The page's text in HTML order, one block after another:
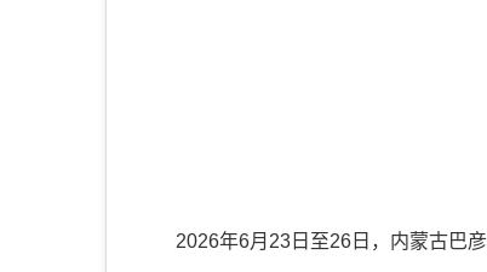
2026年6月23日至26日，内蒙古巴